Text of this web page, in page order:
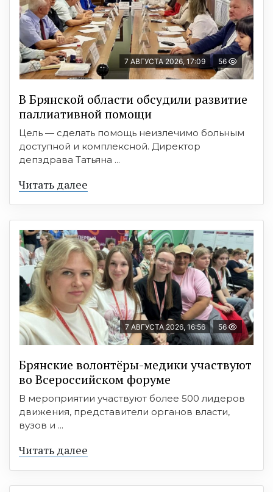
7 АВГУСТА 2026, 17:09 56
В Брянской области обсудили развитие
паллиативной помощи
Цель — сделать помощь неизлечимо больным
доступной и комплексной. Директор
депздрава Татьяна ...
Читать далее
7 АВГУСТА 2026, 16:56 56
Брянские волонтёры-медики участвуют
во Всероссийском форуме
В мероприятии участвуют более 500 лидеров
движения, представители органов власти,
вузов и ...
Читать далее